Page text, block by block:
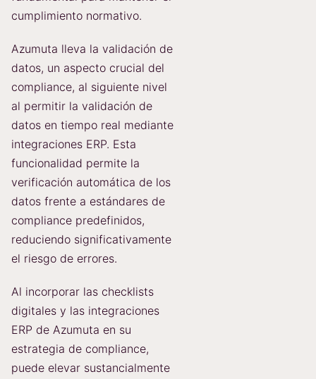
cumplimiento normativo.
Azumuta lleva la validación de
datos, un aspecto crucial del
compliance, al siguiente nivel
al permitir la validación de
datos en tiempo real mediante
integraciones ERP. Esta
funcionalidad permite la
verificación automática de los
datos frente a estándares de
compliance predefinidos,
reduciendo significativamente
el riesgo de errores.
Al incorporar las checklists
digitales y las integraciones
ERP de Azumuta en su
estrategia de compliance,
puede elevar sustancialmente